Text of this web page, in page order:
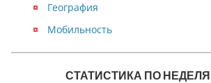
География
Мобильность
СТАТИСТИКА ПО